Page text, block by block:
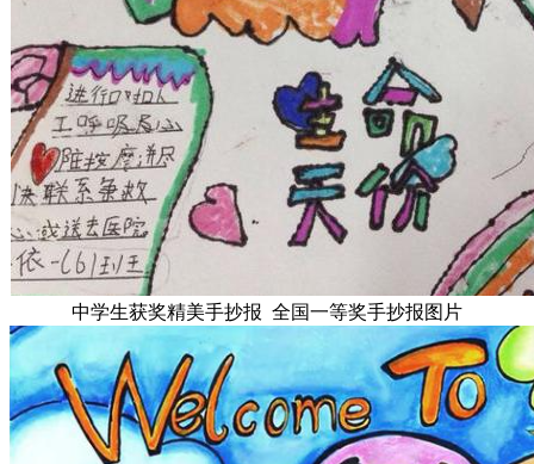
中学生获奖精美手抄报 全国一等奖手抄报图片